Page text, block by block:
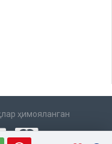
ҳимояланган